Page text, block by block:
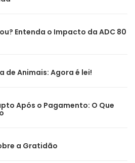
Entenda o Impacto da ADC 80
Animais: Agora é lei!
Após o Pagamento: O Que
a Gratidão